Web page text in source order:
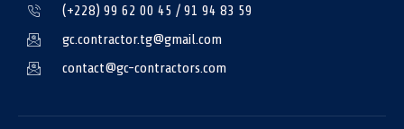
(+228) 99 62 00 45 / 91 94 83 59
gc.contractor.tg@gmail.com
contact@gc-contractors.com